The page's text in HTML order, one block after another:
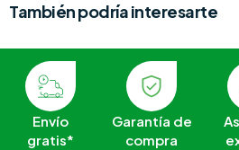
También podría interesarte
Envío
gratis*
Garantía de
compra